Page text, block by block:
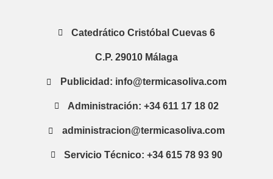
Catedrático Cristóbal Cuevas 6
C.P. 29010 Málaga
Publicidad: info@termicasoliva.com
Administración: +34 611 17 18 02
administracion@termicasoliva.com
Servicio Técnico: +34 615 78 93 90